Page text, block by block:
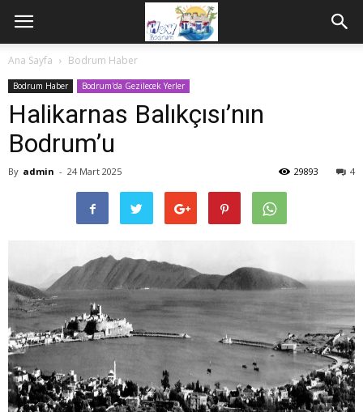
Ana Sayfa Bodrum Haber
Bodrum Haber Bodrum'da Gezilecek Yerler
Halikarnas Balıkçısı’nın
Bodrum’u
By admin - 24 Mart 2025 4
29893